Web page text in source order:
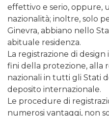
effettivo e serio, oppure,
nazionalità; inoltre, solo
Ginevra, abbiano nello
abituale residenza.
La registrazione di
fini della protezione, alla
nazionali in tutti gli Stati
deposito internazionale.
Le procedure di
numerosi vantaggi, non